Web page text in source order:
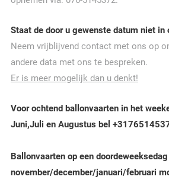
Staat de door u gewenste datum niet in
Neem vrijblijvend contact met ons op
andere data met ons te bespreken.
Er is meer mogelijk dan u denkt!
Voor ochtend ballonvaarten in het
Juni,Juli en Augustus bel
Ballonvaarten op een
november/december/januari/februari